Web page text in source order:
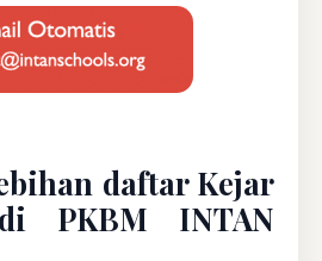
daftar Kejar
PKBM INTAN